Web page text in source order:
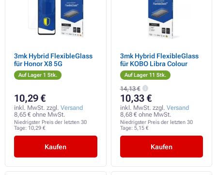
3mk Hybrid FlexibleGlass
für Honor X8 5G
Auf Lager 1 Stk.
10,29 €
inkl. MwSt. zzgl. Versand
8,65 € ohne MwSt.
Niedrigster Preis der letzten 30
Tage: 10,29 €
Kaufen
3mk Hybrid FlexibleGlass
für KOBO Libra Colour
Auf Lager 11 Stk.
14,13 €
10,33 €
inkl. MwSt. zzgl. Versand
8,68 € ohne MwSt.
Niedrigster Preis der letzten 30
Tage: 5,15 €
Kaufen